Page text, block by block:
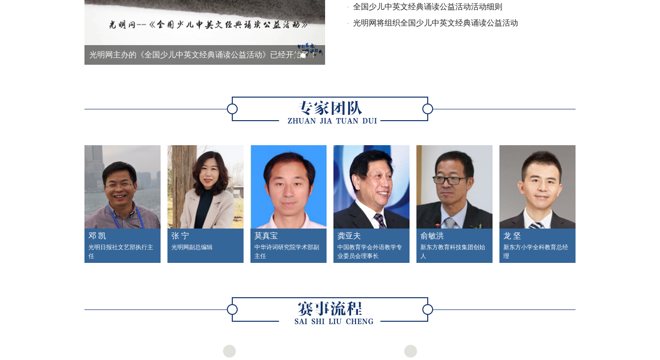
光明网主办的《全国少儿中英文经典诵读公益活动》已经开始了！
· 全国少儿中英文经典诵读公益活动活动细则
· 光明网将组织全国少儿中英文经典诵读公益活动
邓 凯
光明日报社文艺部执行主
任
张 宁
光明网副总编辑
莫真宝
中华诗词研究院学术部副
主任
龚亚夫
中国教育学会外语教学专
业委员会理事长
俞敏洪
新东方教育科技集团创始
人
龙 坚
新东方小学全科教育总经
理